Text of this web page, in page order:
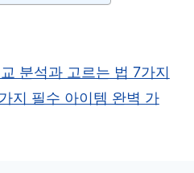
분석과 고르는 법 7가지
지 필수 아이템 완벽 가